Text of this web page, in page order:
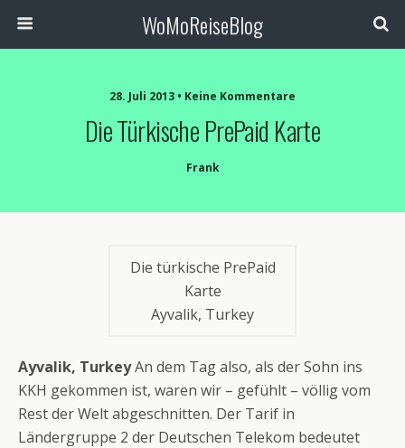
WoMoReiseBlog
28. Juli 2013 • Keine Kommentare
Die Türkische PrePaid Karte
Frank
Die türkische PrePaid
Karte
Ayvalik, Turkey
Ayvalik, TurkeyAn dem Tag also, als der Sohn ins
KKH gekommen ist, waren wir – gefühlt – völlig vom
Rest der Welt abgeschnitten. Der Tarif in
Ländergruppe 2 der Deutschen Telekom bedeutet